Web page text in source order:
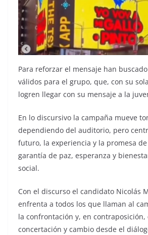
Para reforzar el mensaje han
válidos para el grupo, que, con su
logren llegar con su mensaje a la
En lo discursivo la campaña mueve
dependiendo del auditorio, pero
futuro, la experiencia y la promesa
garantía de paz, esperanza y
social.
Con el discurso el candidato Nicolás
enfrenta a todos los que llaman al
la confrontación y, en contraposición,
concertación y cambio desde el